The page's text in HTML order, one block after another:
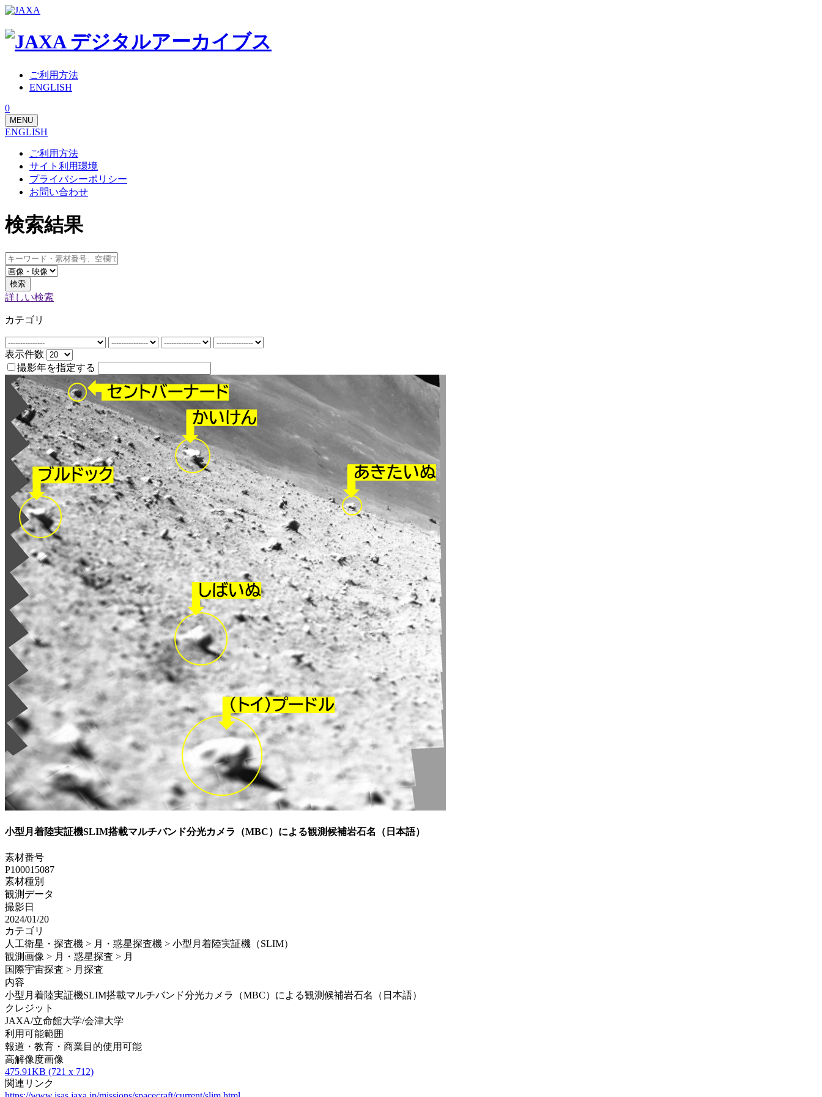
ご利用方法
ENGLISH
0
MENU
ENGLISH
ご利用方法
サイト利用環境
プライバシーポリシー
お問い合わせ
検索結果
検索
詳しい検索
カテゴリ
表示件数
撮影年を指定する
小型月着陸実証機SLIM搭載マルチバンド分光カメラ（MBC）による観測候補岩石名（日本語）
素材番号
P100015087
素材種別
観測データ
撮影日
2024/01/20
カテゴリ
人工衛星・探査機 > 月・惑星探査機 > 小型月着陸実証機（SLIM）
観測画像 > 月・惑星探査 > 月
国際宇宙探査 > 月探査
内容
小型月着陸実証機SLIM搭載マルチバンド分光カメラ（MBC）による観測候補岩石名（日本語）
クレジット
JAXA/立命館大学/会津大学
利用可能範囲
報道・教育・商業目的使用可能
高解像度画像
475.91KB (721 x 712)
関連リンク